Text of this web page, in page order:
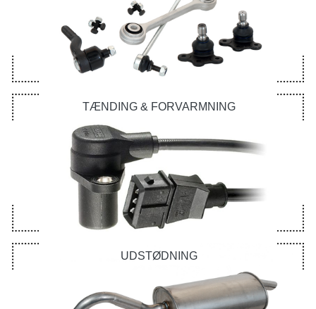
TÆNDING & FORVARMNING
UDSTØDNING